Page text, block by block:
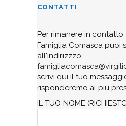
CONTATTI
Per rimanere in
Famiglia Comasca puoi
all'indirizzzo
scrivi qui il tuo
risponderemo al più
IL TUO NOME